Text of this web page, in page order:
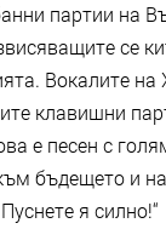
партии на
се
Вокалите на
клавишни
е песен с
бъдещето и
я силно!“